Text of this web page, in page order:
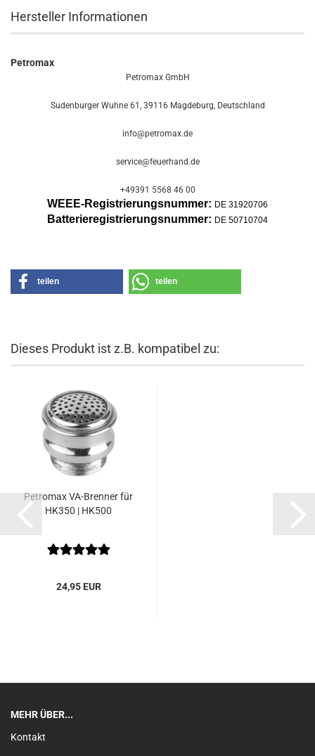
Hersteller Informationen
Petromax
Petromax GmbH
Sudenburger Wuhne 61, 39116 Magdeburg, Deutschland
info@petromax.de
service@feuerhand.de
+49391 5568 46 00
WEEE-Registrierungsnummer: DE 31920706
Batterieregistrierungsnummer: DE 50710704
teilen teilen
Dieses Produkt ist z.B. kompatibel zu:
Petromax VA-Brenner für
HK350 | HK500
24,95 EUR
MEHR ÜBER...
Kontakt